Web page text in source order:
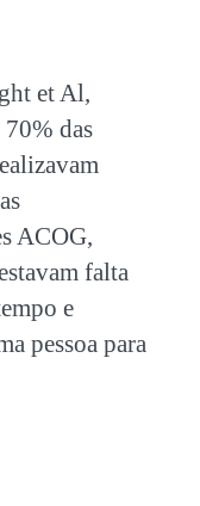
et Al,
das
ACOG,
falta
e
pessoa para